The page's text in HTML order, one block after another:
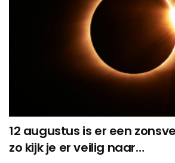
12 augustus is er een
zo kijk je er veilig naar…